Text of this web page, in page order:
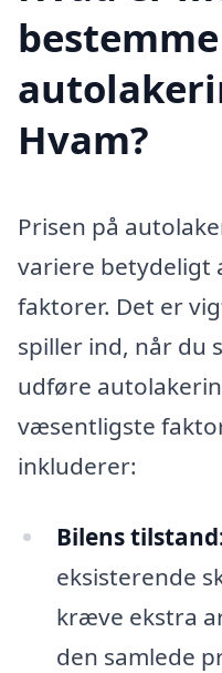
Hvam?
Prisen på
variere
faktorer. Det er
spiller ind, når du
udføre
væsentligste
inkluderer:
Bilens
eksisterende
kræve ekstra
den samlede